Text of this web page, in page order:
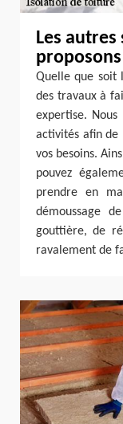
Les autres
proposons
Quelle que soit
des travaux à
expertise.
activités afin de
vos besoins.
pouvez
prendre en
démoussage
gouttière, de
ravalement de